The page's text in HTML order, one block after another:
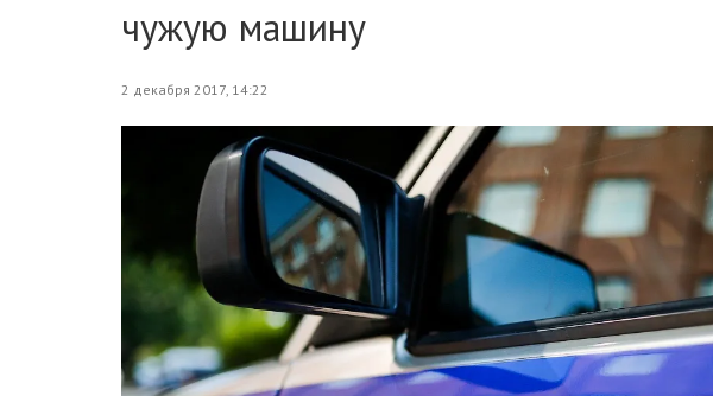
чужую машину
2 декабря 2017, 14:22